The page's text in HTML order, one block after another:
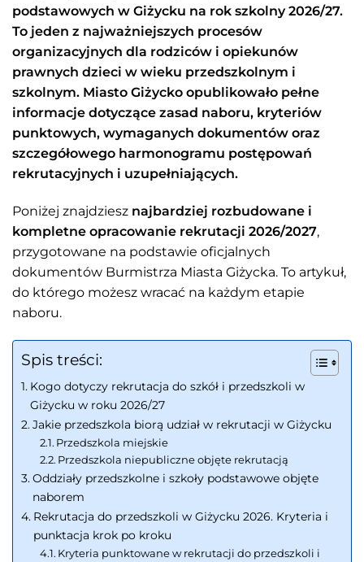
podstawowych w Giżycku na rok szkolny 2026/27.
To jeden z najważniejszych procesów
organizacyjnych dla rodziców i opiekunów
prawnych dzieci w wieku przedszkolnym i
szkolnym. Miasto Giżycko opublikowało pełne
informacje dotyczące zasad naboru, kryteriów
punktowych, wymaganych dokumentów oraz
szczegółowego harmonogramu postępowań
rekrutacyjnych i uzupełniających.
Poniżej znajdziesz najbardziej rozbudowane i
kompletne opracowanie rekrutacji 2026/2027,
przygotowane na podstawie oficjalnych
dokumentów Burmistrza Miasta Giżycka. To artykuł,
do którego możesz wracać na każdym etapie
naboru.
Spis treści:
Kogo dotyczy rekrutacja do szkół i przedszkoli w
Giżycku w roku 2026/27
Jakie przedszkola biorą udział w rekrutacji w Giżycku
Przedszkola miejskie
Przedszkola niepubliczne objęte rekrutacją
Oddziały przedszkolne i szkoły podstawowe objęte
naborem
Rekrutacja do przedszkoli w Giżycku 2026. Kryteria i
punktacja krok po kroku
Kryteria punktowane w rekrutacji do przedszkoli i